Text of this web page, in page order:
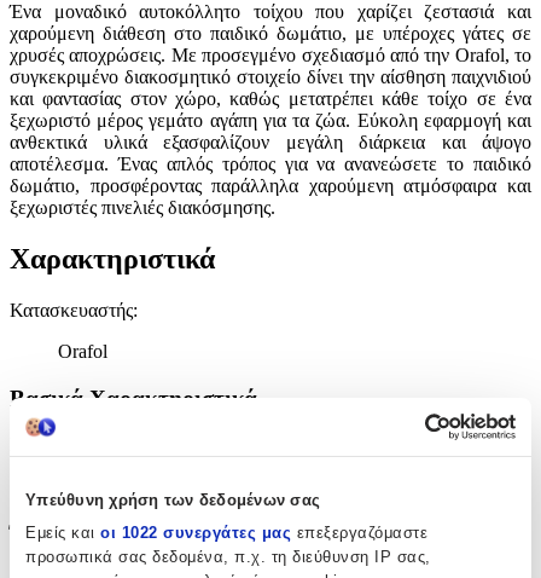
Υπεύθυνη χρήση των δεδομένων σας
Εμείς και οι 1022 συνεργάτες μας επεξεργαζόμαστε
προσωπικά σας δεδομένα, π.χ. τη διεύθυνση IP σας,
Ένα μοναδικό αυτοκόλλητο τοίχου που χαρίζει ζεστασιά και
χαρούμενη διάθεση στο παιδικό δωμάτιο, με υπέροχες γάτες σε
χρυσές αποχρώσεις. Με προσεγμένο σχεδιασμό από την Orafol, το
συγκεκριμένο διακοσμητικό στοιχείο δίνει την αίσθηση παιχνιδιού
και φαντασίας στον χώρο, καθώς μετατρέπει κάθε τοίχο σε ένα
ξεχωριστό μέρος γεμάτο αγάπη για τα ζώα. Εύκολη εφαρμογή και
ανθεκτικά υλικά εξασφαλίζουν μεγάλη διάρκεια και άψογο
αποτέλεσμα. Ένας απλός τρόπος για να ανανεώσετε το παιδικό
δωμάτιο, προσφέροντας παράλληλα χαρούμενη ατμόσφαιρα και
ξεχωριστές πινελιές διακόσμησης.
Χαρακτηριστικά
Κατασκευαστής:
Orafol
Βασικά Χαρακτηριστικά
Έξτρα Χαρακτηριστικά